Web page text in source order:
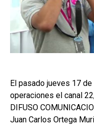
El pasado jueves 17
operaciones el canal
DIFUSO
Juan Carlos Ortega